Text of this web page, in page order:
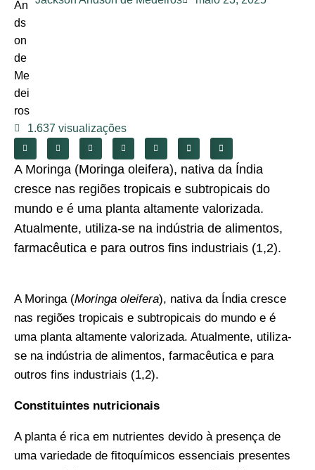
1.637 visualizações
A Moringa (Moringa oleifera), nativa da Índia
cresce nas regiões tropicais e subtropicais do
mundo e é uma planta altamente valorizada.
Atualmente, utiliza-se na indústria de alimentos,
farmacêutica e para outros fins industriais (1,2).
A Moringa (Moringa oleifera), nativa da Índia cresce
nas regiões tropicais e subtropicais do mundo e é
uma planta altamente valorizada. Atualmente, utiliza-
se na indústria de alimentos, farmacêutica e para
outros fins industriais (1,2).
Constituintes nutricionais
A planta é rica em nutrientes devido à presença de
uma variedade de fitoquímicos essenciais presentes